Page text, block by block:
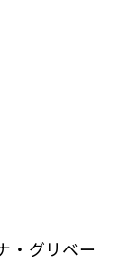
・グリベー